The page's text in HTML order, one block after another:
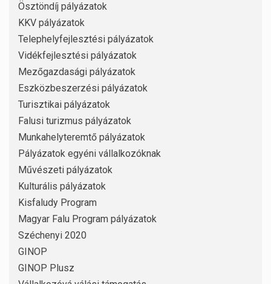
Ösztöndíj pályázatok
KKV pályázatok
Telephelyfejlesztési pályázatok
Vidékfejlesztési pályázatok
Mezőgazdasági pályázatok
Eszközbeszerzési pályázatok
Turisztikai pályázatok
Falusi turizmus pályázatok
Munkahelyteremtő pályázatok
Pályázatok egyéni vállalkozóknak
Művészeti pályázatok
Kulturális pályázatok
Kisfaludy Program
Magyar Falu Program pályázatok
Széchenyi 2020
GINOP
GINOP Plusz